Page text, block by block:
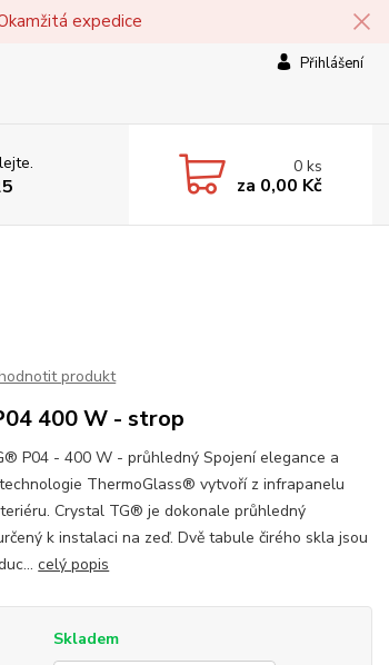
expedice
Přihlášení
0 ks
za 0,00 Kč
produkt
400 W - strop
P04 - 400 W - průhledný Spojení elegance a
ThermoGlass® vytvoří z infrapanelu
Crystal TG® je dokonale průhledný
k instalaci na zeď. Dvě tabule čirého skla jsou
celý popis
Skladem